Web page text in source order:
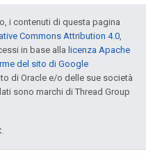
i contenuti di questa pagina
Commons Attribution 4.0,
in base alla licenza Apache
del sito di Google
di Oracle e/o delle sue società
sono marchi di Thread Group